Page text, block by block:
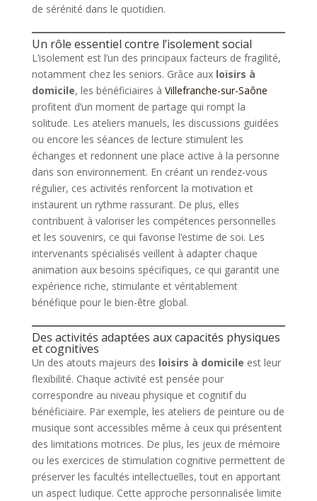
de sérénité dans le quotidien.
Un rôle essentiel contre l’isolement social
L’isolement est l’un des principaux facteurs de fragilité,
notamment chez les seniors. Grâce aux loisirs à
domicile, les bénéficiaires à Villefranche-sur-Saône
profitent d’un moment de partage qui rompt la
solitude. Les ateliers manuels, les discussions guidées
ou encore les séances de lecture stimulent les
échanges et redonnent une place active à la personne
dans son environnement. En créant un rendez-vous
régulier, ces activités renforcent la motivation et
instaurent un rythme rassurant. De plus, elles
contribuent à valoriser les compétences personnelles
et les souvenirs, ce qui favorise l’estime de soi. Les
intervenants spécialisés veillent à adapter chaque
animation aux besoins spécifiques, ce qui garantit une
expérience riche, stimulante et véritablement
bénéfique pour le bien-être global.
Des activités adaptées aux capacités physiques
et cognitives
Un des atouts majeurs des loisirs à domicile est leur
flexibilité. Chaque activité est pensée pour
correspondre au niveau physique et cognitif du
bénéficiaire. Par exemple, les ateliers de peinture ou de
musique sont accessibles même à ceux qui présentent
des limitations motrices. De plus, les jeux de mémoire
ou les exercices de stimulation cognitive permettent de
préserver les facultés intellectuelles, tout en apportant
un aspect ludique. Cette approche personnalisée limite